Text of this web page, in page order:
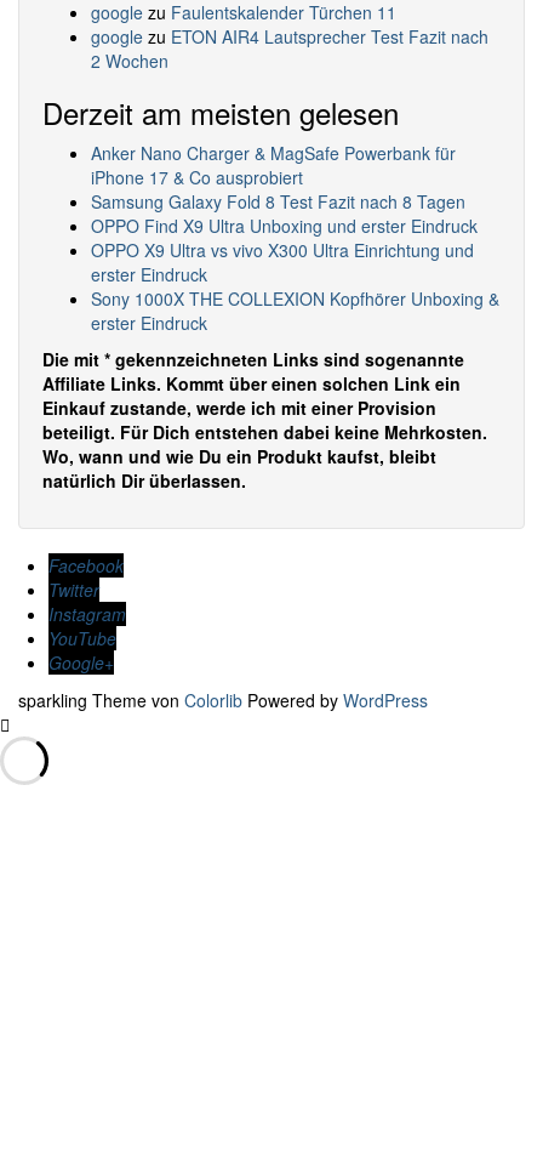
google zu Faulentskalender Türchen 11
google zu ETON AIR4 Lautsprecher Test Fazit nach
2 Wochen
Derzeit am meisten gelesen
Anker Nano Charger & MagSafe Powerbank für
iPhone 17 & Co ausprobiert
Samsung Galaxy Fold 8 Test Fazit nach 8 Tagen
OPPO Find X9 Ultra Unboxing und erster Eindruck
OPPO X9 Ultra vs vivo X300 Ultra Einrichtung und
erster Eindruck
Sony 1000X THE COLLEXION Kopfhörer Unboxing &
erster Eindruck
Die mit * gekennzeichneten Links sind sogenannte
Affiliate Links. Kommt über einen solchen Link ein
Einkauf zustande, werde ich mit einer Provision
beteiligt. Für Dich entstehen dabei keine Mehrkosten.
Wo, wann und wie Du ein Produkt kaufst, bleibt
natürlich Dir überlassen.
Facebook
Twitter
Instagram
YouTube
Google+
sparkling Theme von Colorlib Powered by WordPress